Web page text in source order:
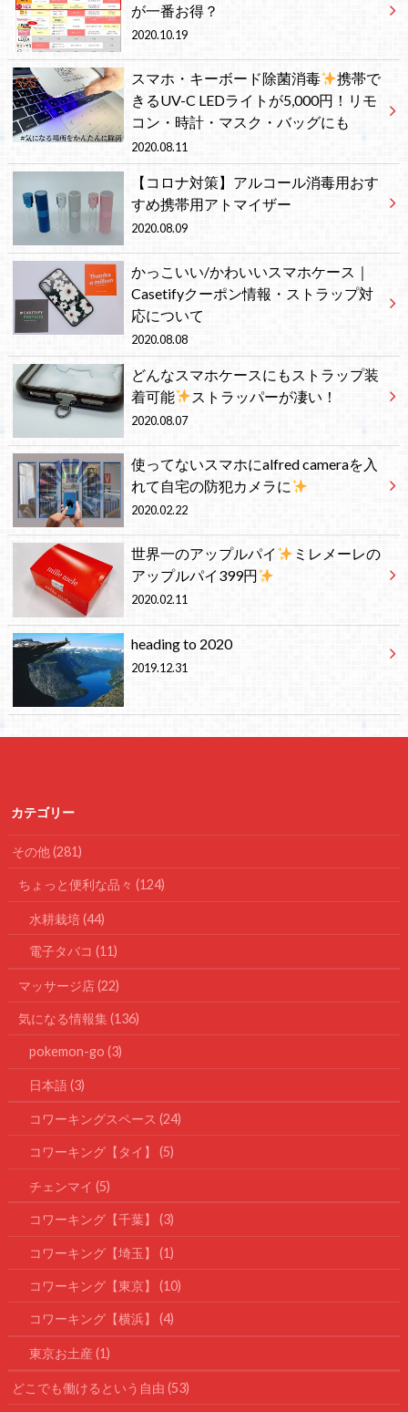
が一番お得？
2020.10.19
スマホ・キーボード除菌消毒
携帯で
きるUV-C LEDライトが5,000円！リモ
コン・時計・マスク・バッグにも
2020.08.11
【コロナ対策】アルコール消毒用おす
すめ携帯用アトマイザー
2020.08.09
かっこいい/かわいいスマホケース｜
Casetifyクーポン情報・ストラップ対
応について
2020.08.08
どんなスマホケースにもストラップ装
着可能
ストラッパーが凄い！
2020.08.07
使ってないスマホにalfred cameraを入
れて自宅の防犯カメラに
2020.02.22
世界一のアップルパイ
ミレメーレの
アップルパイ399円
2020.02.11
heading to 2020
2019.12.31
カテゴリー
その他(281)
ちょっと便利な品々(124)
水耕栽培(44)
電子タバコ (11)
マッサージ店(22)
気になる情報集(136)
pokemon-go (3)
日本語(3)
コワーキングスペース (24)
コワーキング【タイ】 (5)
チェンマイ (5)
コワーキング【千葉】 (3)
コワーキング【埼玉】 (1)
コワーキング【東京】 (10)
コワーキング【横浜】 (4)
東京お土産 (1)
どこでも働けるという自由(53)